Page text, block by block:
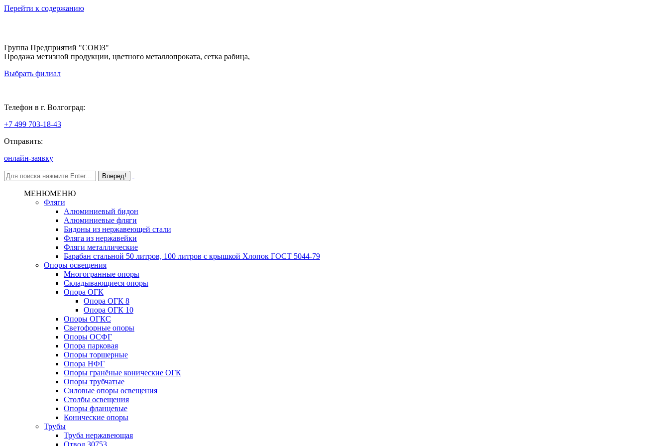
Перейти к содержанию
Группа Предприятий "СОЮЗ"
Продажа метизной продукции, цветного металлопроката, сетка рабица,
Выбрать филиал
Телефон в г. Волгоград:
+7 499 703-18-43
Отправить:
онлайн-заявку
МЕНЮМЕНЮ
Фляги
Алюминиевый бидон
Алюминиевые фляги
Бидоны из нержавеющей стали
Фляга из нержавейки
Фляги металлические
Барабан стальной 50 литров, 100 литров с крышкой Хлопок ГОСТ 5044-79
Опоры освещения
Многогранные опоры
Складывающиеся опоры
Опора ОГК
Опора ОГК 8
Опора ОГК 10
Опоры ОГКС
Светофорные опоры
Опоры ОСФГ
Опора парковая
Опоры торшерные
Опора НФГ
Опоры гранёные конические ОГК
Опоры трубчатые
Силовые опоры освещения
Столбы освещения
Опоры фланцевые
Конические опоры
Трубы
Труба нержавеющая
Отвод 30753